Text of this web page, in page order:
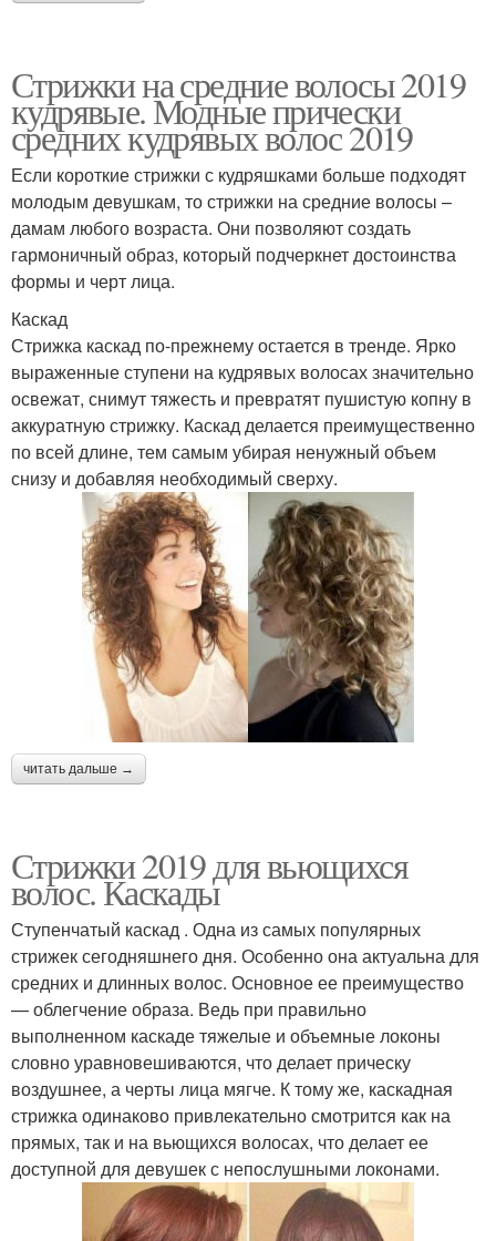
Стрижки на средние волосы 2019
кудрявые. Модные прически
средних кудрявых волос 2019
Если короткие стрижки с кудряшками больше подходят
молодым девушкам, то стрижки на средние волосы –
дамам любого возраста. Они позволяют создать
гармоничный образ, который подчеркнет достоинства
формы и черт лица.
Каскад
Стрижка каскад по-прежнему остается в тренде. Ярко
выраженные ступени на кудрявых волосах значительно
освежат, снимут тяжесть и превратят пушистую копну в
аккуратную стрижку. Каскад делается преимущественно
по всей длине, тем самым убирая ненужный объем
снизу и добавляя необходимый сверху.
читать дальше →
Стрижки 2019 для вьющихся
волос. Каскады
Ступенчатый каскад . Одна из самых популярных
стрижек сегодняшнего дня. Особенно она актуальна для
средних и длинных волос. Основное ее преимущество
— облегчение образа. Ведь при правильно
выполненном каскаде тяжелые и объемные локоны
словно уравновешиваются, что делает прическу
воздушнее, а черты лица мягче. К тому же, каскадная
стрижка одинаково привлекательно смотрится как на
прямых, так и на вьющихся волосах, что делает ее
доступной для девушек с непослушными локонами.